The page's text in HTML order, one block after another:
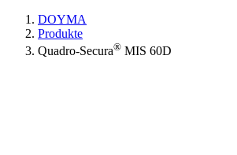
DOYMA
Produkte
Quadro-Secura® MIS 60D